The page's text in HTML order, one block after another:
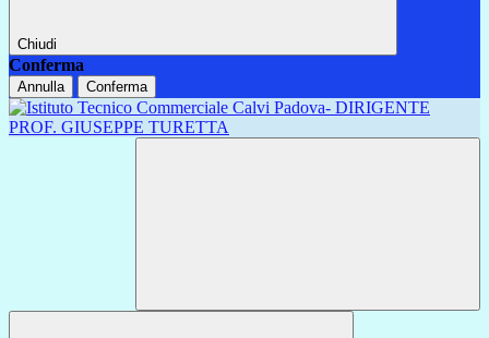
Chiudi
Conferma
Annulla Conferma